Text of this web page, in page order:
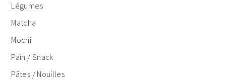
Légumes
Matcha
Mochi
Pain / Snack
Pâtes / Nouilles